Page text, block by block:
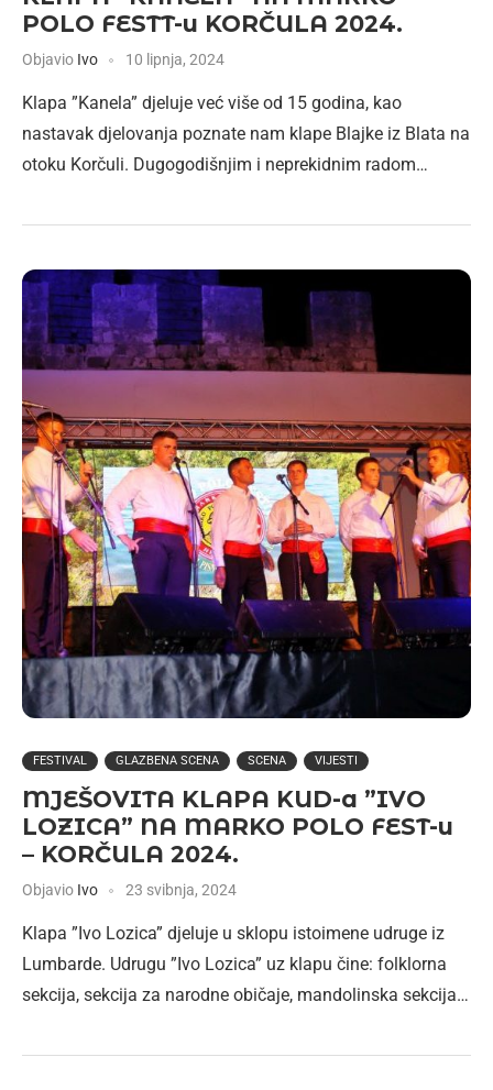
POLO FESTT-u KORČULA 2024.
Objavio Ivo 10 lipnja, 2024
Klapa ”Kanela” djeluje već više od 15 godina, kao
nastavak djelovanja poznate nam klape Blajke iz Blata na
otoku Korčuli. Dugogodišnjim i neprekidnim radom…
FESTIVAL GLAZBENA SCENA SCENA VIJESTI
MJEŠOVITA KLAPA KUD-a ”IVO
LOZICA” NA MARKO POLO FEST-u
– KORČULA 2024.
Objavio Ivo 23 svibnja, 2024
Klapa ”Ivo Lozica” djeluje u sklopu istoimene udruge iz
Lumbarde. Udrugu ”Ivo Lozica” uz klapu čine: folklorna
sekcija, sekcija za narodne običaje, mandolinska sekcija…